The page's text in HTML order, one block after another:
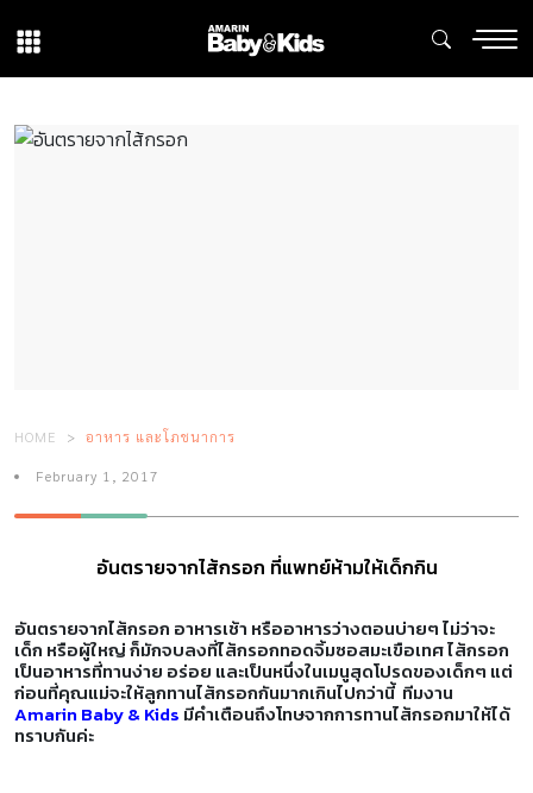
HOME อาหาร และโภชนาการ
February 1, 2017
อันตรายจากไส้กรอก ที่แพทย์ห้ามให้เด็กกิน
อันตรายจากไส้กรอก อาหารเช้า หรืออาหารว่างตอนบ่ายๆ ไม่ว่าจะ
เด็ก หรือผู้ใหญ่ ก็มักจบลงที่ไส้กรอกทอดจิ้มซอสมะเขือเทศ ไส้กรอก
เป็นอาหารที่ทานง่าย อร่อย และเป็นหนึ่งในเมนูสุดโปรดของเด็กๆ แต่
ก่อนที่คุณแม่จะให้ลูกทานไส้กรอกกันมากเกินไปกว่านี้ ทีมงาน
Amarin Baby & Kids มีคำเตือนถึงโทษจากการทานไส้กรอกมาให้ได้
ทราบกันค่ะ